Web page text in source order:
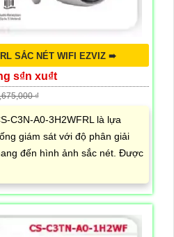
SẮC NÉT WIFI EZVIZ ➠
s₫n xu₫t
₫
C3N-A0-3H2WFRL là lựa
giám sát với độ phân giải
đến hình ảnh sắc nét. Được